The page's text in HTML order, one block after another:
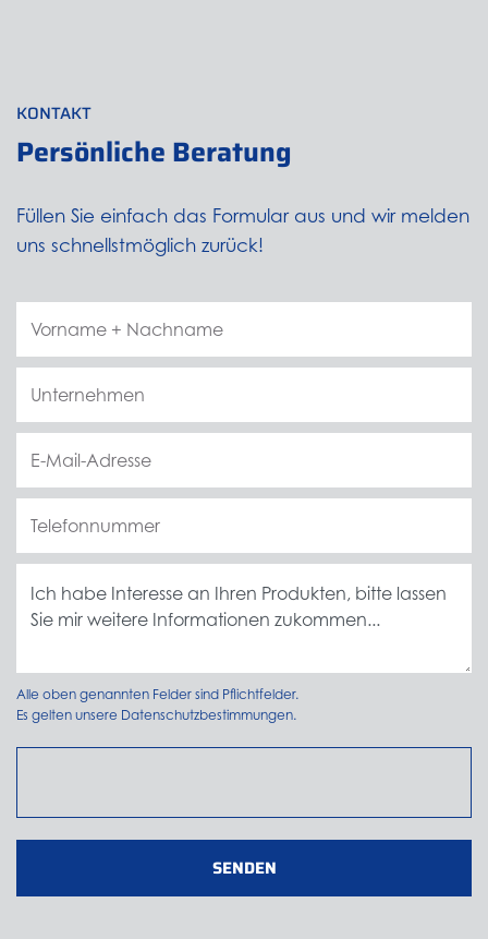
KONTAKT
Persönliche Beratung
Füllen Sie einfach das Formular aus und wir melden
uns schnellstmöglich zurück!
Alle oben genannten Felder sind Pflichtfelder.
Es gelten unsere Datenschutzbestimmungen.
SENDEN